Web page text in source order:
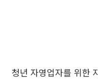
청년 자영업자를 위한